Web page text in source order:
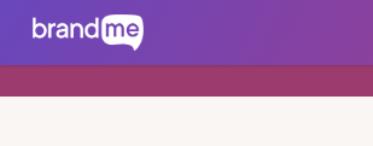
brandme.la